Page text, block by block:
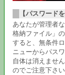
【パスワード
あなたが管理者
格納ファイル」
すると、無条件
ニューからパス
自体は消えませ
のでご注意下さ